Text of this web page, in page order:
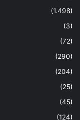
(1.498)
(3)
(72)
(290)
(204)
(25)
(45)
(124)